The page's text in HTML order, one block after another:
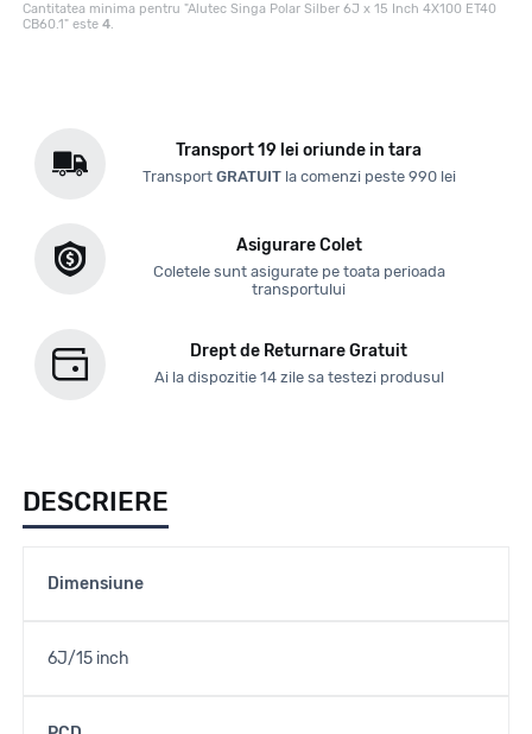
Cantitatea minima pentru "Alutec Singa Polar Silber 6J x 15 Inch 4X100 ET40
CB60.1" este 4.
Transport 19 lei oriunde in tara
Transport GRATUITla comenzi peste 990 lei
Asigurare Colet
Coletele sunt asigurate pe toata perioada
transportului
Drept de Returnare Gratuit
Ai la dispozitie 14 zile sa testezi produsul
DESCRIERE
Dimensiune
6J/15 inch